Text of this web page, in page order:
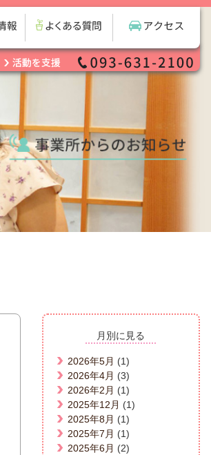
月別に見る
2026年5月 (1)
2026年4月 (3)
2026年2月 (1)
2025年12月 (1)
2025年8月 (1)
2025年7月 (1)
2025年6月 (2)